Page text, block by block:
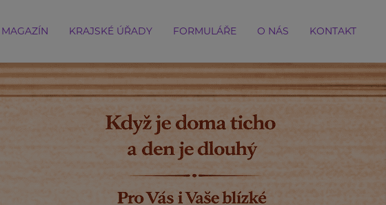
MAGAZÍN KRAJSKÉ ÚŘADY FORMULÁŘE O NÁS KONTAKT